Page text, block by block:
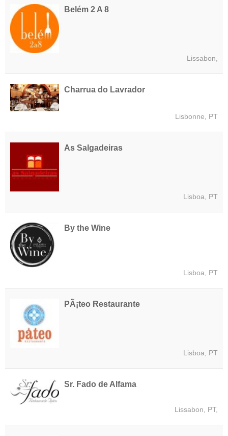
Belém 2 A 8
Lissabon,
Charrua do Lavrador
Lisbonne, PT
As Salgadeiras
Lisboa, PT
By the Wine
Lisboa, PT
PÃ¡teo Restaurante
Lisboa, PT
Sr. Fado de Alfama
Lissabon, PT,